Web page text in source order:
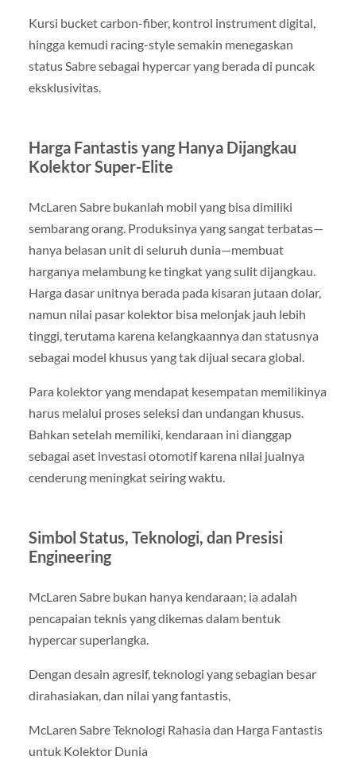
Kursi bucket carbon-fiber, kontrol instrument digital,
hingga kemudi racing-style semakin menegaskan
status Sabre sebagai hypercar yang berada di puncak
eksklusivitas.
Harga Fantastis yang Hanya Dijangkau
Kolektor Super-Elite
McLaren Sabre bukanlah mobil yang bisa dimiliki
sembarang orang. Produksinya yang sangat terbatas—
hanya belasan unit di seluruh dunia—membuat
harganya melambung ke tingkat yang sulit dijangkau.
Harga dasar unitnya berada pada kisaran jutaan dolar,
namun nilai pasar kolektor bisa melonjak jauh lebih
tinggi, terutama karena kelangkaannya dan statusnya
sebagai model khusus yang tak dijual secara global.
Para kolektor yang mendapat kesempatan memilikinya
harus melalui proses seleksi dan undangan khusus.
Bahkan setelah memiliki, kendaraan ini dianggap
sebagai aset investasi otomotif karena nilai jualnya
cenderung meningkat seiring waktu.
Simbol Status, Teknologi, dan Presisi
Engineering
McLaren Sabre bukan hanya kendaraan; ia adalah
pencapaian teknis yang dikemas dalam bentuk
hypercar superlangka.
Dengan desain agresif, teknologi yang sebagian besar
dirahasiakan, dan nilai yang fantastis,
McLaren Sabre Teknologi Rahasia dan Harga Fantastis
untuk Kolektor Dunia